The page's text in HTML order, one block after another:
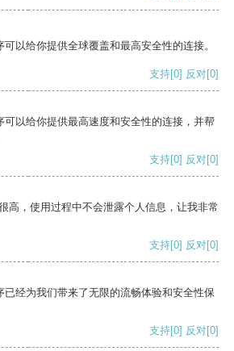
以给你提供全球覆盖和最高安全性的连接。
支持[0] 反对[0]
以给你提供最高速度和安全性的连接，并帮
支持[0] 反对[0]
高，使用过程中不会泄露个人信息，让我非常
支持[0] 反对[0]
经为我们带来了无限的流畅体验和安全性保
支持[0] 反对[0]